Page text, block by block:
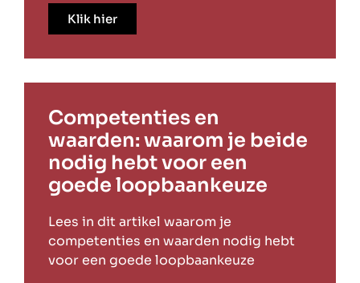
Klik hier
Competenties en
waarden: waarom je beide
nodig hebt voor een
goede loopbaankeuze
Lees in dit artikel waarom je
competenties en waarden nodig hebt
voor een goede loopbaankeuze